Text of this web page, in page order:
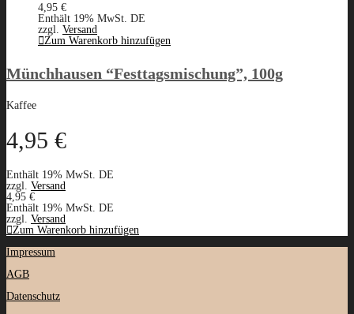
4,95 €
Enthält 19% MwSt. DE
zzgl. Versand
Zum Warenkorb hinzufügen
Münchhausen “Festtagsmischung”, 100g
Kaffee
4,95 €
Enthält 19% MwSt. DE
zzgl. Versand
4,95 €
Enthält 19% MwSt. DE
zzgl. Versand
Zum Warenkorb hinzufügen
Impressum
AGB
Datenschutz